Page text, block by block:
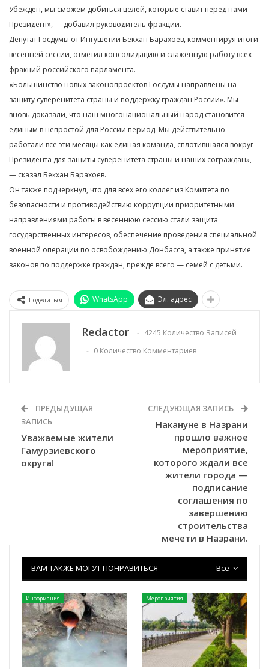
Убежден, мы сможем добиться целей, которые ставит перед нами
Президент», — добавил руководитель фракции.
Депутат Госдумы от Ингушетии Бекхан Барахоев, комментируя итоги
весенней сессии, отметил консолидацию и слаженную работу всех
фракций российского парламента.
«Большинство новых законопроектов Госдумы направлены на
защиту суверенитета страны и поддержку граждан России». Мы
вновь доказали, что наш многонациональный народ становится
единым в непростой для России период. Мы действительно
работали все эти месяцы как единая команда, сплотившаяся вокруг
Президента для защиты суверенитета страны и наших сограждан»,
— сказал Бекхан Барахоев.
Он также подчеркнул, что для всех его коллег из Комитета по
безопасности и противодействию коррупции приоритетными
направлениями работы в весеннюю сессию стали защита
государственных интересов, обеспечение проведения специальной
военной операции по освобождению Донбасса, а также принятие
законов по поддержке граждан, прежде всего — семей с детьми.
Поделиться WhatsApp Эл. адрес
Redactor
4245 Количество Записей
0 Количество Комментариев
ПРЕДЫДУЩАЯ
ЗАПИСЬ
Уважаемые жители
Гамурзиевского
округа!
СЛЕДУЮЩАЯ ЗАПИСЬ
Накануне в Назрани
прошло важное
мероприятие,
которого ждали все
жители города —
подписание
соглашения по
завершению
строительства
мечети в Назрани.
Все
ВАМ ТАКЖЕ МОГУТ ПОНРАВИТЬСЯ
Информация Мероприятия